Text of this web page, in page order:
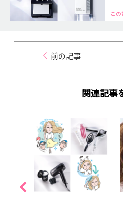
こ
前の記事
関連記事